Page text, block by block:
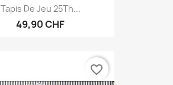
Tapis De Jeu 25Th...
49,90 CHF
favorite_border